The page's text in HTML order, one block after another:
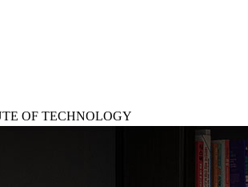
OF TECHNOLOGY